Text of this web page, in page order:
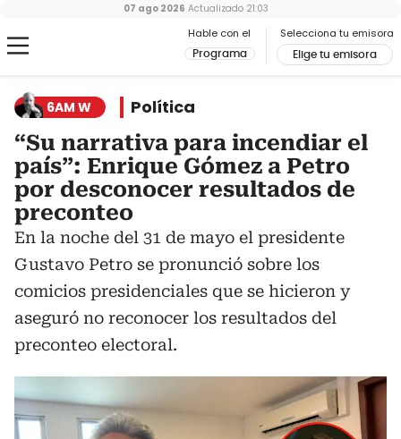
Hable con el
Programa
Selecciona tu emisora
Elige tu emisora
07 ago 2026 Actualizado 21:03
6AM W Política
“Su narrativa para incendiar el
país”: Enrique Gómez a Petro
por desconocer resultados de
preconteo
En la noche del 31 de mayo el presidente
Gustavo Petro se pronunció sobre los
comicios presidenciales que se hicieron y
aseguró no reconocer los resultados del
preconteo electoral.